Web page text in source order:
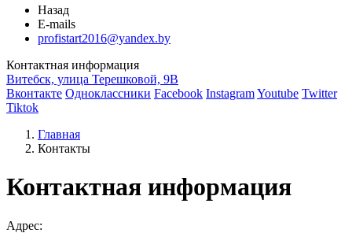
Назад
E-mails
profistart2016@yandex.by
Контактная информация
Витебск, улица Терешковой, 9В
Вконтакте Одноклассники Facebook InstagramYoutube Twitter
Tiktok
Главная
Контакты
Контактная информация
Адрес: